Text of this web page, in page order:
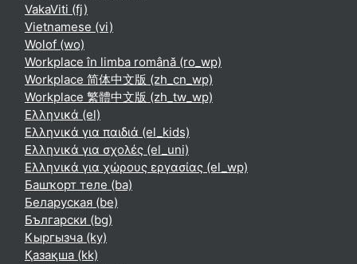
VakaViti ‎(fj)‎
Vietnamese ‎(vi)‎
Wolof ‎(wo)‎
Workplace în limba română ‎(ro_wp)‎
Workplace 简体中文版 ‎(zh_cn_wp)‎
Workplace 繁體中文版 ‎(zh_tw_wp)‎
Ελληνικά ‎(el)‎
Ελληνικά για παιδιά ‎(el_kids)‎
Ελληνικά για σχολές ‎(el_uni)‎
Ελληνικά για χώρους εργασίας ‎(el_wp)‎
Башҡорт теле ‎(ba)‎
Беларуская ‎(be)‎
Български ‎(bg)‎
Кыргызча ‎(ky)‎
Қазақша ‎(kk)‎